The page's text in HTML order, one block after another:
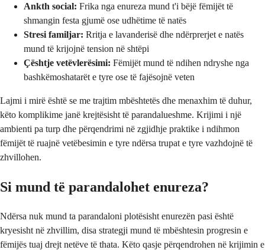
Ankth social: Frika nga enureza mund t'i bëjë fëmijët të
shmangin festa gjumë ose udhëtime të natës
Stresi familjar: Rritja e lavanderisë dhe ndërprerjet e natës
mund të krijojnë tension në shtëpi
Çështje vetëvlerësimi: Fëmijët mund të ndihen ndryshe nga
bashkëmoshatarët e tyre ose të fajësojnë veten
Lajmi i mirë është se me trajtim mbështetës dhe menaxhim të duhur,
këto komplikime janë krejtësisht të parandalueshme. Krijimi i një
ambienti pa turp dhe përqendrimi në zgjidhje praktike i ndihmon
fëmijët të ruajnë vetëbesimin e tyre ndërsa trupat e tyre vazhdojnë të
zhvillohen.
Si mund të parandalohet enureza?
Ndërsa nuk mund ta parandaloni plotësisht enurezën pasi është
kryesisht në zhvillim, disa strategji mund të mbështesin progresin e
fëmijës tuaj drejt netëve të thata. Këto qasje përqendrohen në krijimin e